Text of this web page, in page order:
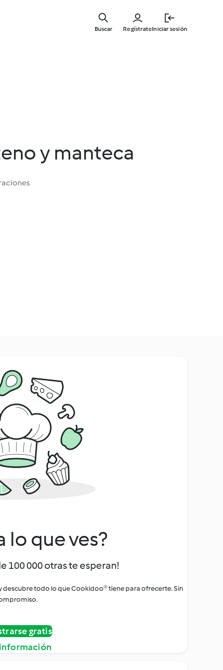
RegístrateIniciar sesión
Buscar
y manteca
lo que ves?
100 000 otras te esperan!
descubre todo lo que Cookidoo® tiene para ofrecerte. Sin
gratis